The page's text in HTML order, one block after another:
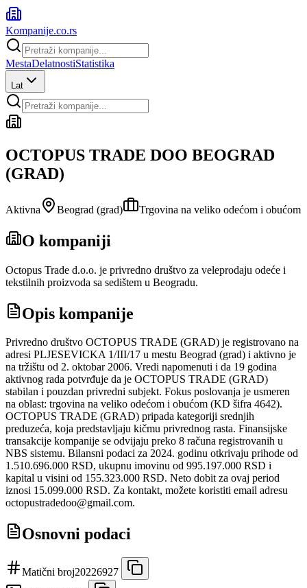
Kompanije.co.rs
MestaDelatnostiStatistika
Lat
OCTOPUS TRADE DOO BEOGRAD
(GRAD)
Aktivna Beograd (grad) Trgovina na veliko odećom i obućom
O kompaniji
Octopus Trade d.o.o. je privredno društvo za veleprodaju odeće i
tekstilnih proizvoda sa sedištem u Beogradu.
Opis kompanije
Privredno društvo OCTOPUS TRADE (GRAD) je registrovano na
adresi PLJESEVICKA 1/III/17 u mestu Beograd (grad) i aktivno je
na tržištu od 2. oktobar 2006. Vredi napomenuti i da 19 godina
aktivnog rada potvrđuje da je OCTOPUS TRADE (GRAD)
stabilan i pouzdan privredni subjekt. Fokus poslovanja je usmeren
na oblast: trgovina na veliko odećom i obućom (KD šifra 4642).
OCTOPUS TRADE (GRAD) pripada kategoriji srednjih
preduzeća, koja predstavljaju kičmu privrednog rasta. Finansijske
transakcije kompanije se odvijaju preko 8 računa registrovanih u
NBS sistemu. Bilansni podaci za 2024. godinu otkrivaju prihode od
1.510.696.000 RSD, ukupnu imovinu od 995.197.000 RSD i
kapital u visini od 155.323.000 RSD. Neto dobit za ovaj period
iznosi 15.099.000 RSD. Za kontakt, možete koristiti email adresu
octopustradedoo@gmail.com.
Osnovni podaci
Matični broj20226927